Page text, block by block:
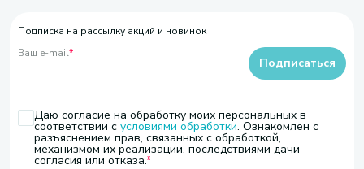
Подписка на рассылку акций и новинок
Ваш e-mail*
Даю согласие на обработку моих персональных в
соответствии с условиями обработки. Ознакомлен с
разъяснением прав, связанных с обработкой,
механизмом их реализации, последствиями дачи
согласия или отказа.
Подписаться